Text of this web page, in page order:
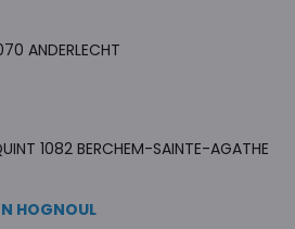
ANDERLECHT
1082 BERCHEM-SAINTE-AGATHE
HOGNOUL